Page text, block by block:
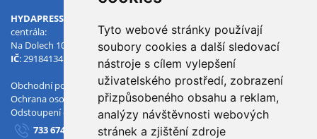
Tyto webové stránky používají
soubory cookies a další sledovací
nástroje s cílem vylepšení
uživatelského prostředí, zobrazení
přizpůsobeného obsahu a reklam,
analýzy návštěvnosti webových
stránek a zjištění zdroje
HYDAPRESS CZ s.r.o.
centrála:
Na Dolech 109 586 01 Jihlava
IČ: 29184134 : CZ29184134
Obchodní podmínky
Ochrana osobních údajů
Odstoupení od smlouvy
733 674 293